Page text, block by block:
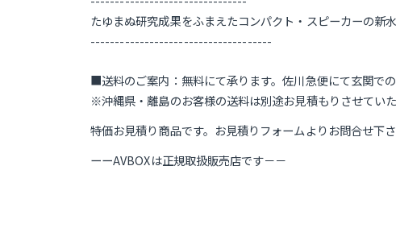
たゆまぬ研究成果をふまえたコンパクト・スピーカーの新
-------------------------------------
■送料のご案内：無料にて承ります。佐川急便にて玄関での
※沖縄県・離島のお客様の送料は別途お見積もりさせていた
特価お見積り商品です。お見積りフォームよりお問合せ下さ
ーーAVBOXは正規取扱販売店です－－